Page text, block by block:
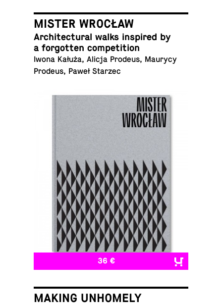
MISTER WROCŁAW
Ar­chi­tec­tural walks in­spired by
a for­got­ten competition
Iwona Kałuża, Alicja Prodeus, Maurycy
Prodeus, Paweł Starzec
36 €
MAKING UNHOMELY